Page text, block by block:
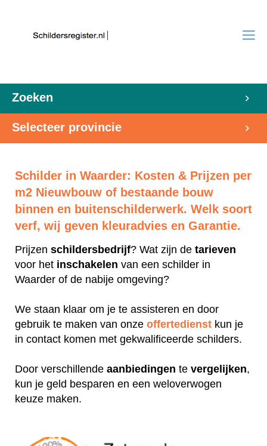
Zoeken
Selecteer provincie
Schilder in Waarder: Kosten & Prijzen per
m2 Nieuwbouw of bestaande bouw
binnen en buitenschilderwerk. Welk soort
verf, wij geven kleuradvies en Garantie.
Prijzen schildersbedrijf? Wat zijn de tarieven
voor het inschakelen van een schilder in
Waarder of de nabije omgeving?
We staan klaar om je te assisteren en door
gebruik te maken van onze offertedienst kun je
in contact komen met gekwalificeerde schilders.
Door verschillende aanbiedingen te vergelijken,
kun je geld besparen en een weloverwogen
keuze maken.